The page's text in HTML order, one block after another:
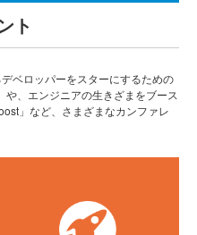
ト
ベロッパーをスターにするための
、エンジニアの生きざまをブース
」など、さまざまなカンファレ